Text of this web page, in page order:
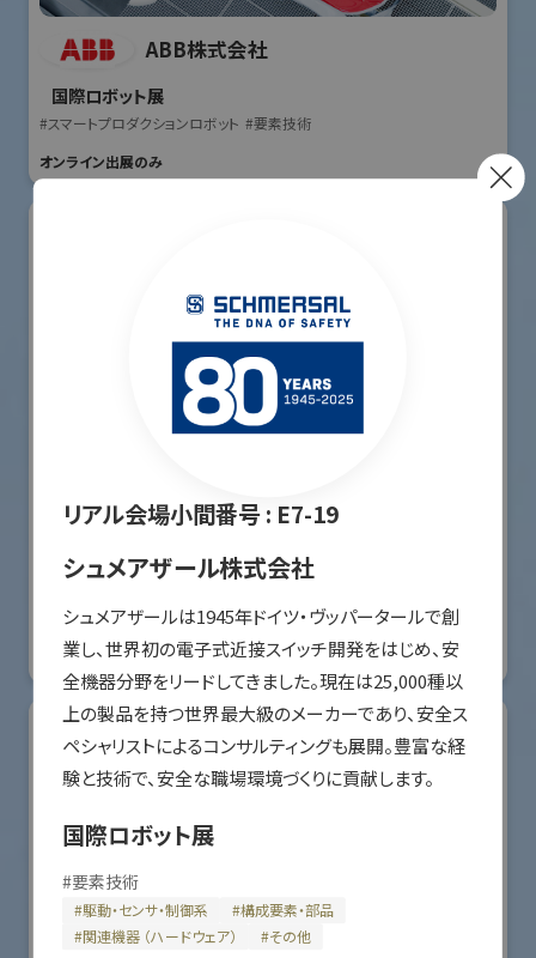
リアル会場小間番号 : E7-19
シュメアザール株式会社
シュメアザールは1945年ドイツ・ヴッパータールで創
業し、世界初の電子式近接スイッチ開発をはじめ、安
全機器分野をリードしてきました。現在は25,000種以
上の製品を持つ世界最大級のメーカーであり、安全ス
ペシャリストによるコンサルティングも展開。豊富な経
験と技術で、安全な職場環境づくりに貢献します。
国際ロボット展
#要素技術
#駆動・センサ・制御系 #構成要素・部品
#関連機器 （ハードウェア） #その他
ABB株式会社
国際ロボット展
#スマートプロダクションロボット #要素技術
オンライン出展のみ
#スマートプロダクションロボット #要素技術
リアル会場小間番号 : W2-36